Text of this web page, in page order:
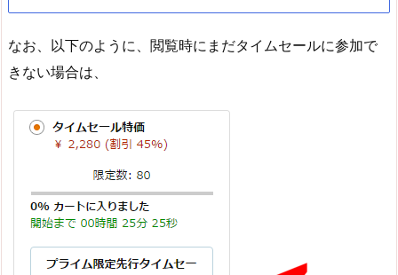
なお、以下のように、閲覧時にまだタイムセールに参加で
きない場合は、